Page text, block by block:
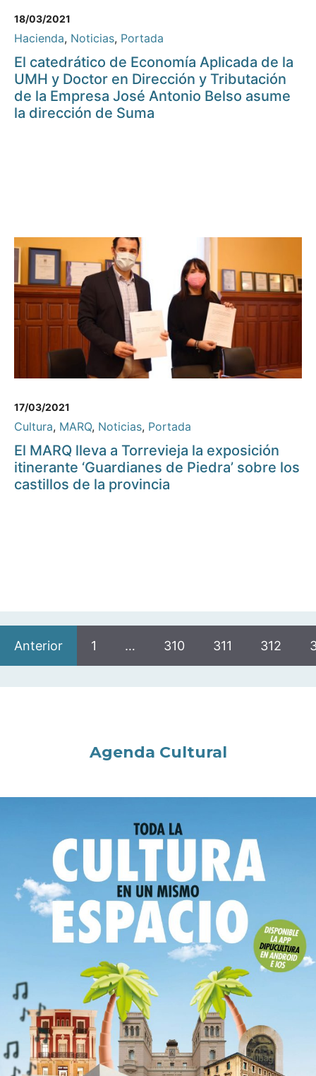
18/03/2021
Hacienda, Noticias, Portada
El catedrático de Economía Aplicada de la
UMH y Doctor en Dirección y Tributación
de la Empresa José Antonio Belso asume
la dirección de Suma
17/03/2021
Cultura, MARQ, Noticias, Portada
El MARQ lleva a Torrevieja la exposición
itinerante ‘Guardianes de Piedra’ sobre los
castillos de la provincia
Anterior 1 … 310 311 312
Agenda Cultural